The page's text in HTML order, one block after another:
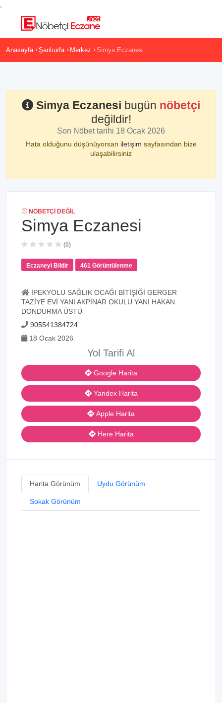
Anasayfa Şanlıurfa Merkez Simya Eczanesi
Simya Eczanesi bugün nöbetçi
değildir!
Son Nöbet tarihi 18 Ocak 2026
Hata olduğunu düşünüyorsan iletişim sayfasından bize
ulaşabilirsiniz
NÖBETÇI DEĞIL
Simya Eczanesi
(0)
Eczaneyi Bildir 461 Görüntülenme
İPEKYOLU SAĞLIK OCAĞI BİTİŞİĞİ GERGER
TAZİYE EVİ YANI AKPINAR OKULU YANI HAKAN
DONDURMA ÜSTÜ
905541384724
18 Ocak 2026
Yol Tarifi Al
Google Harita
Yandex Harita
Apple Harita
Here Harita
Harita Görünüm Uydu Görünüm
Sokak Görünüm